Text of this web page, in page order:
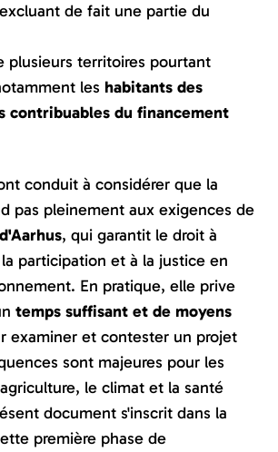
de fait une partie du
plusieurs territoires pourtant
les habitants des
contribuables du financement
conduit à considérer que la
pas pleinement aux exigences de
, qui garantit le droit à
participation et à la justice en
En pratique, elle prive
temps suffisant et de moyens
examiner et contester un projet
sont majeures pour les
le climat et la santé
document s'inscrit dans la
première phase de